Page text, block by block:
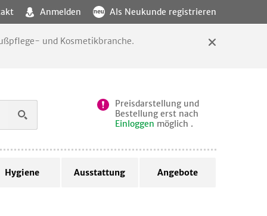
Anmelden Als Neukunde registrieren
und Kosmetikbranche.
Preisdarstellung und
Bestellung erst nach
Einloggen möglich .
Hygiene Ausstattung Angebote